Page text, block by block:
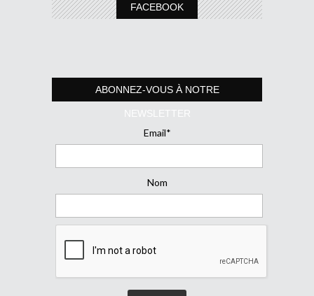
FACEBOOK
ABONNEZ-VOUS À NOTRE
NEWSLETTER
Email*
Nom